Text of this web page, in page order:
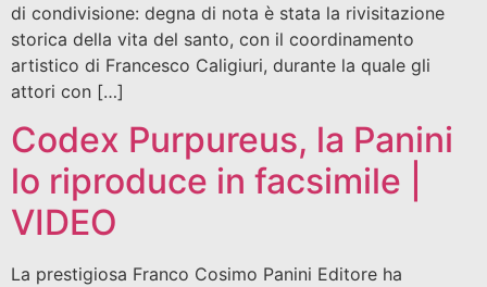
di condivisione: degna di nota è stata la rivisitazione
storica della vita del santo, con il coordinamento
artistico di Francesco Caligiuri, durante la quale gli
attori con […]
Codex Purpureus, la Panini
lo riproduce in facsimile |
VIDEO
La prestigiosa Franco Cosimo Panini Editore ha